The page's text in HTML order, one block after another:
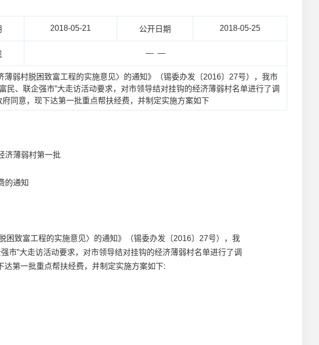
2018-05-21 公开日期 2018-05-25
— —
弱村脱困致富工程的实施意见〉的通知》（锡委办发〔2016〕27号），我市
、联企强市”大走访活动要求，对市领导结对挂钩的经济薄弱村名单进行了调
同意，现下达第一批重点帮扶经费，并制定实施方案如下
薄弱村第一批
通知
致富工程的实施意见〉的通知》（锡委办发〔2016〕27号），我
市”大走访活动要求，对市领导结对挂钩的经济薄弱村名单进行了调
第一批重点帮扶经费，并制定实施方案如下: